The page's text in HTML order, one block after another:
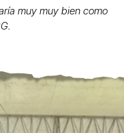
muy muy bien como